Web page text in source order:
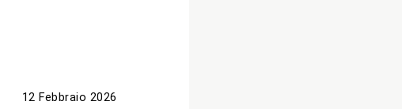
12 Febbraio 2026